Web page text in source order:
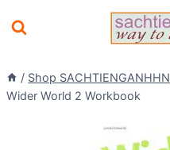
to
/ Shop SACHTIENGANHHN
Wider World 2 Workbook